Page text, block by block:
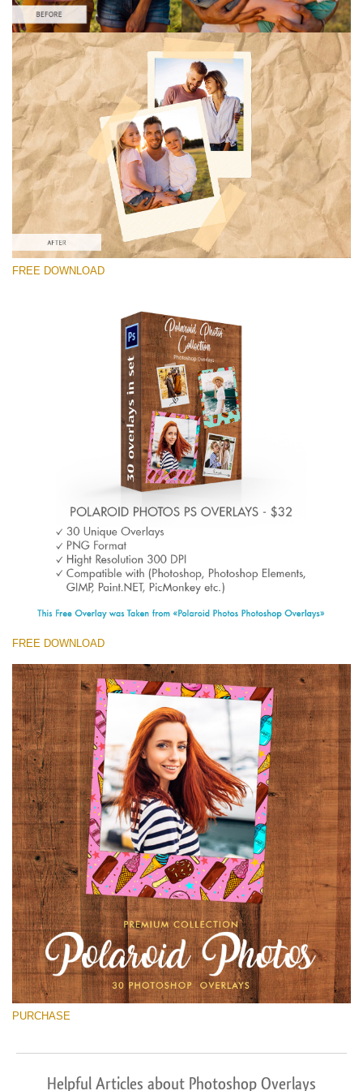
Выберите Вариант
Free Photoshop Overlay #4
Small 800*1027px
Polaroid Photos
(30 Overlays)
Large 6000*4000px
Large 6000*4000px
Large 6000*4000px
Скачать Бесплатно
FREE DOWNLOAD
FREE DOWNLOAD
PURCHASE
Helpful Articles about Photoshop Overlays